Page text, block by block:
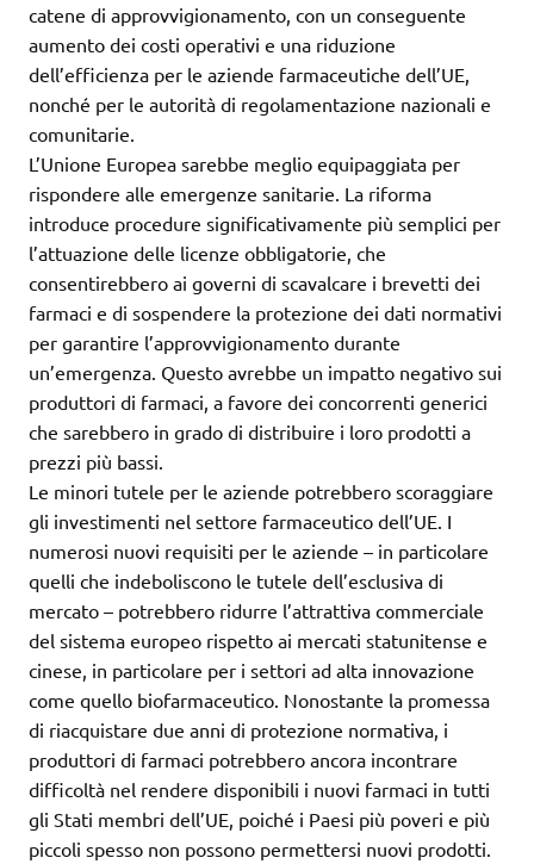
catene di approvvigionamento, con un conseguente
aumento dei costi operativi e una riduzione
dell’efficienza per le aziende farmaceutiche dell’UE,
nonché per le autorità di regolamentazione nazionali e
comunitarie.
L’Unione Europea sarebbe meglio equipaggiata per
rispondere alle emergenze sanitarie. La riforma
introduce procedure significativamente più semplici per
l’attuazione delle licenze obbligatorie, che
consentirebbero ai governi di scavalcare i brevetti dei
farmaci e di sospendere la protezione dei dati normativi
per garantire l’approvvigionamento durante
un’emergenza. Questo avrebbe un impatto negativo sui
produttori di farmaci, a favore dei concorrenti generici
che sarebbero in grado di distribuire i loro prodotti a
prezzi più bassi.
Le minori tutele per le aziende potrebbero scoraggiare
gli investimenti nel settore farmaceutico dell’UE. I
numerosi nuovi requisiti per le aziende – in particolare
quelli che indeboliscono le tutele dell’esclusiva di
mercato – potrebbero ridurre l’attrattiva commerciale
del sistema europeo rispetto ai mercati statunitense e
cinese, in particolare per i settori ad alta innovazione
come quello biofarmaceutico. Nonostante la promessa
di riacquistare due anni di protezione normativa, i
produttori di farmaci potrebbero ancora incontrare
difficoltà nel rendere disponibili i nuovi farmaci in tutti
gli Stati membri dell’UE, poiché i Paesi più poveri e più
piccoli spesso non possono permettersi nuovi prodotti.